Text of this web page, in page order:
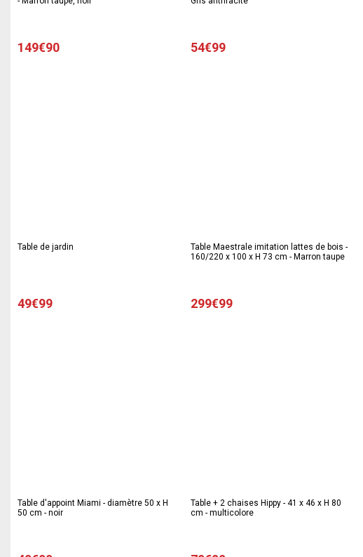
149€90 54€99
Table de jardin
49€99
Table Maestrale imitation lattes de bois -
160/220 x 100 x H 73 cm - Marron taupe
299€99
Table d'appoint Miami - diamètre 50 x H
50 cm - noir
Table + 2 chaises Hippy - 41 x 46 x H 80
cm - multicolore